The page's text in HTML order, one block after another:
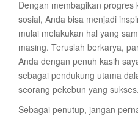
Dengan membagikan
sosial, Anda bisa menjadi
mulai melakukan hal yang
masing. Teruslah berkarya,
Anda dengan penuh kasih
sebagai pendukung utama
seorang pekebun yang sukses.
Sebagai penutup, jangan